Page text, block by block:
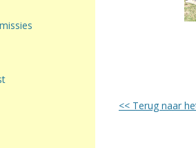
<< Terug naar